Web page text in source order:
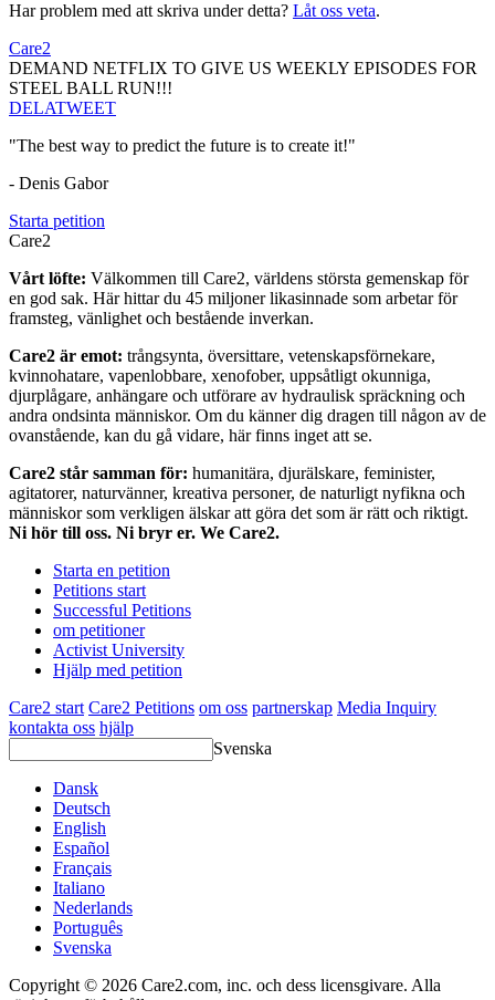
Har problem med att skriva under detta? Låt oss veta.
Care2
DEMAND NETFLIX TO GIVE US WEEKLY EPISODES FOR
STEEL BALL RUN!!!
DELATWEET
"The best way to predict the future is to create it!"
- Denis Gabor
Starta petition
Care2
Vårt löfte: Välkommen till Care2, världens största gemenskap för
en god sak. Här hittar du 45 miljoner likasinnade som arbetar för
framsteg, vänlighet och bestående inverkan.
Care2 är emot: trångsynta, översittare, vetenskapsförnekare,
kvinnohatare, vapenlobbare, xenofober, uppsåtligt okunniga,
djurplågare, anhängare och utförare av hydraulisk spräckning och
andra ondsinta människor. Om du känner dig dragen till någon av de
ovanstående, kan du gå vidare, här finns inget att se.
Care2 står samman för: humanitära, djurälskare, feminister,
agitatorer, naturvänner, kreativa personer, de naturligt nyfikna och
människor som verkligen älskar att göra det som är rätt och riktigt.
Ni hör till oss. Ni bryr er. We Care2.
Starta en petition
Petitions start
Successful Petitions
om petitioner
Activist University
Hjälp med petition
Care2 start Care2 Petitions om oss partnerskap Media Inquiry
kontakta oss hjälp
Svenska
Dansk
Deutsch
English
Español
Français
Italiano
Nederlands
Português
Svenska
Copyright © 2026 Care2.com, inc. och dess licensgivare. Alla